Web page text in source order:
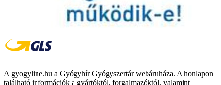
A gyogyline.hu a Gyógyhír Gyógyszertár webáruháza. A honlapon
található információk a gyártóktól, forgalmazóktól, valamint